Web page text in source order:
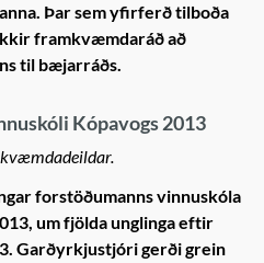
Þar sem yfirferð tilboða
framkvæmdaráð að
til bæjarráðs.
Kópavogs 2013
forstöðumanns vinnuskóla
um fjölda unglinga eftir
Garðyrkjustjóri gerði grein